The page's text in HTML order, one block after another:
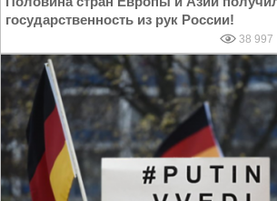
государственность из рук России!
38 997